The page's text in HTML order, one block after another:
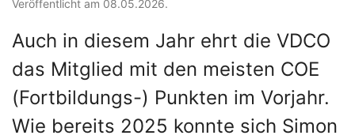
Veröffentlicht am 08.05.2026.
Auch in diesem Jahr ehrt die VDCO
das Mitglied mit den meisten COE
(Fortbildungs-) Punkten im Vorjahr.
Wie bereits 2025 konnte sich Simon